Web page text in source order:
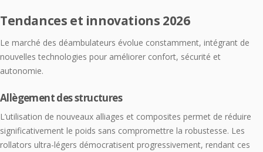
Tendances et innovations 2026
Le marché des déambulateurs évolue constamment, intégrant de
nouvelles technologies pour améliorer confort, sécurité et
autonomie.
Allègement des structures
L’utilisation de nouveaux alliages et composites permet de réduire
significativement le poids sans compromettre la robustesse. Les
rollators ultra-légers démocratisent progressivement, rendant ces